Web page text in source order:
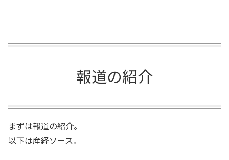
報道の紹介
まずは報道の紹介。
以下は産経ソース。